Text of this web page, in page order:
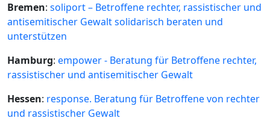
Bremen: soliport – Betroffene rechter, rassistischer und
antisemitischer Gewalt solidarisch beraten und
unterstützen
Hamburg: empower - Beratung für Betroffene rechter,
rassistischer und antisemitischer Gewalt
Hessen: response. Beratung für Betroffene von rechter
und rassistischer Gewalt